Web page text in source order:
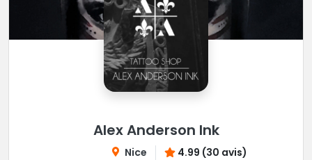
Alex Anderson Ink
Nice 4.99 (30 avis)